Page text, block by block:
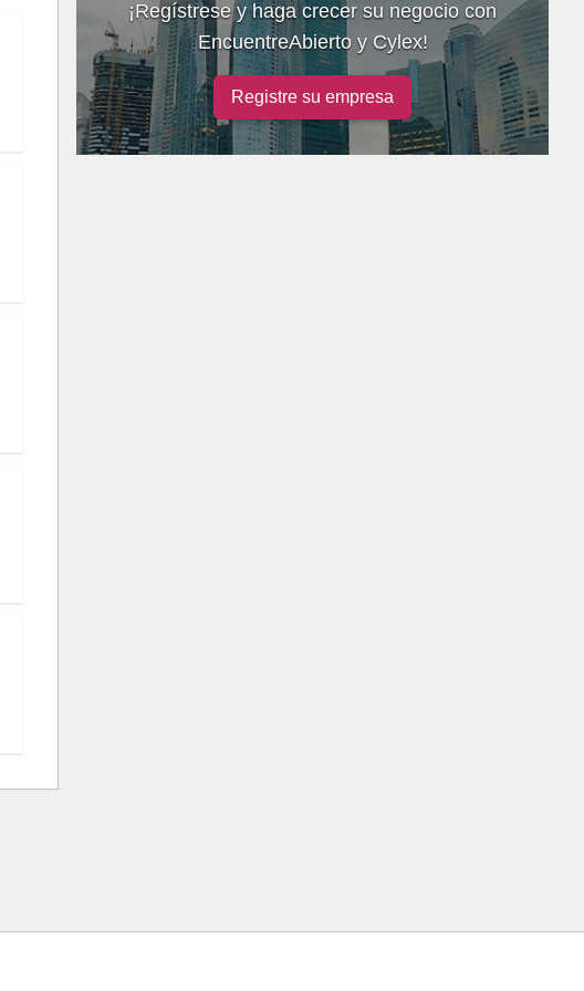
¡Regístrese y haga crecer su negocio con
EncuentreAbierto y Cylex!
Registre su empresa